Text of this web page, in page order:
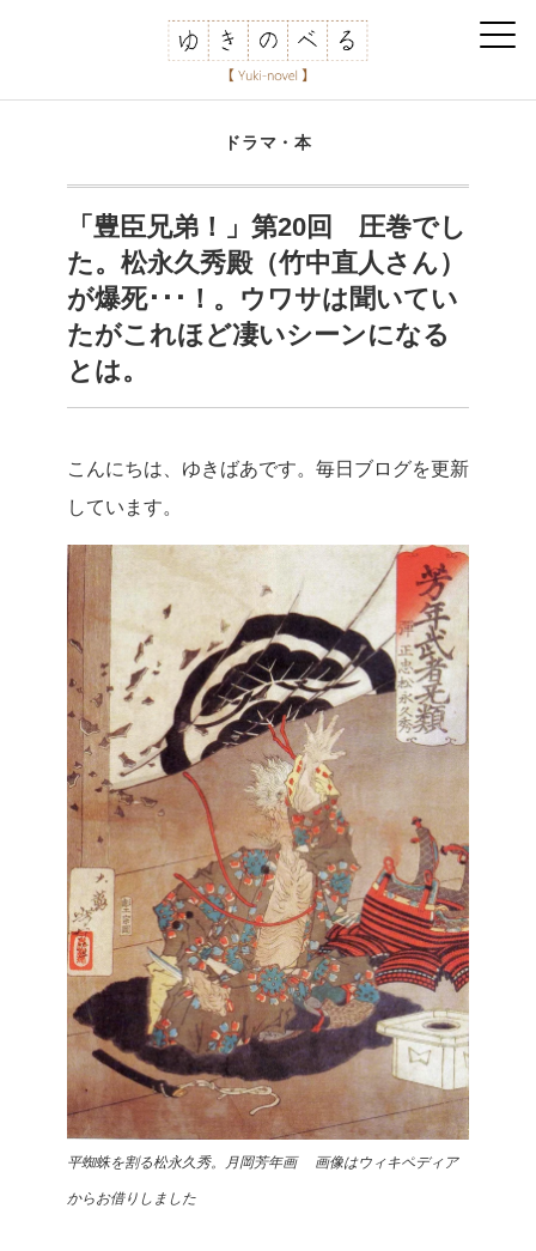
ドラマ・本
「豊臣兄弟！」第20回 圧巻でし
た。松永久秀殿（竹中直人さん）
が爆死･･･！。ウワサは聞いてい
たがこれほど凄いシーンになる
とは。
こんにちは、ゆきばあです。毎日ブログを更新
しています。
平蜘蛛を割る松永久秀。月岡芳年画 画像はウィキペディア
からお借りしました